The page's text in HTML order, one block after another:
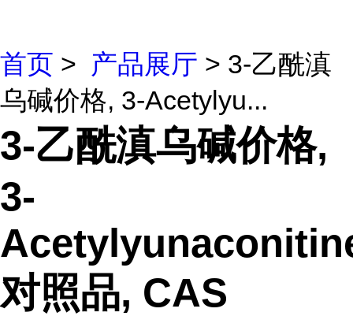
首页 > 产品展厅 > 3-乙酰滇
乌碱价格, 3-Acetylyu...
3-乙酰滇乌碱价格,
3-
对照品, CAS